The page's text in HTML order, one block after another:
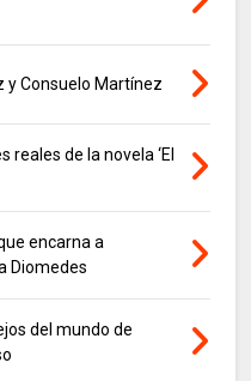
y Consuelo Martínez
reales de la novela ‘El
encarna a
Diomedes
del mundo de